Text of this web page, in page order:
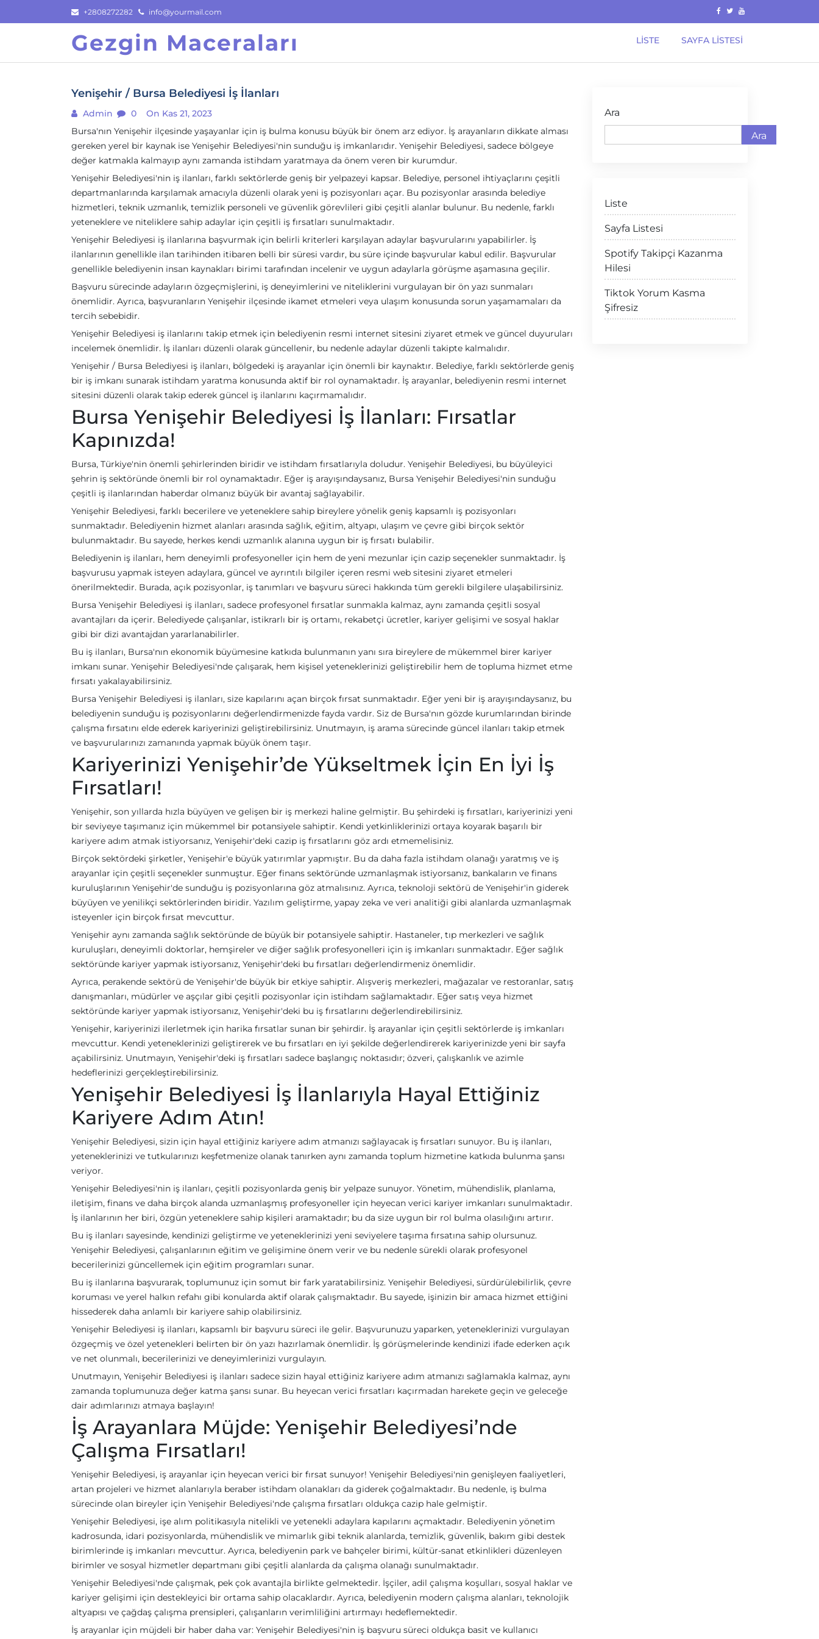
to
+2808272282 info@yourmail.com
Gezgin Maceraları LISTE SAYFA LISTESI
Yenişehir / Bursa Belediyesi İş İlanları
Admin 0
On Kas 21, 2023
Bursa'nın Yenişehir ilçesinde yaşayanlar için iş bulma konusu büyük bir önem arz ediyor. İş arayanların dikkate alması
gereken yerel bir kaynak ise Yenişehir Belediyesi'nin sunduğu iş imkanlarıdır. Yenişehir Belediyesi, sadece bölgeye
değer katmakla kalmayıp aynı zamanda istihdam yaratmaya da önem veren bir kurumdur.
Yenişehir Belediyesi'nin iş ilanları, farklı sektörlerde geniş bir yelpazeyi kapsar. Belediye, personel ihtiyaçlarını çeşitli
departmanlarında karşılamak amacıyla düzenli olarak yeni iş pozisyonları açar. Bu pozisyonlar arasında belediye
hizmetleri, teknik uzmanlık, temizlik personeli ve güvenlik görevlileri gibi çeşitli alanlar bulunur. Bu nedenle, farklı
yeteneklere ve niteliklere sahip adaylar için çeşitli iş fırsatları sunulmaktadır.
Yenişehir Belediyesi iş ilanlarına başvurmak için belirli kriterleri karşılayan adaylar başvurularını yapabilirler. İş
ilanlarının genellikle ilan tarihinden itibaren belli bir süresi vardır, bu süre içinde başvurular kabul edilir. Başvurular
genellikle belediyenin insan kaynakları birimi tarafından incelenir ve uygun adaylarla görüşme aşamasına geçilir.
Başvuru sürecinde adayların özgeçmişlerini, iş deneyimlerini ve niteliklerini vurgulayan bir ön yazı sunmaları
önemlidir. Ayrıca, başvuranların Yenişehir ilçesinde ikamet etmeleri veya ulaşım konusunda sorun yaşamamaları da
tercih sebebidir.
Yenişehir Belediyesi iş ilanlarını takip etmek için belediyenin resmi internet sitesini ziyaret etmek ve güncel duyuruları
incelemek önemlidir. İş ilanları düzenli olarak güncellenir, bu nedenle adaylar düzenli takipte kalmalıdır.
Yenişehir / Bursa Belediyesi iş ilanları, bölgedeki iş arayanlar için önemli bir kaynaktır. Belediye, farklı sektörlerde geniş
bir iş imkanı sunarak istihdam yaratma konusunda aktif bir rol oynamaktadır. İş arayanlar, belediyenin resmi internet
sitesini düzenli olarak takip ederek güncel iş ilanlarını kaçırmamalıdır.
Bursa Yenişehir Belediyesi İş İlanları: Fırsatlar
Kapınızda!
Bursa, Türkiye'nin önemli şehirlerinden biridir ve istihdam fırsatlarıyla doludur. Yenişehir Belediyesi, bu büyüleyici
şehrin iş sektöründe önemli bir rol oynamaktadır. Eğer iş arayışındaysanız, Bursa Yenişehir Belediyesi'nin sunduğu
çeşitli iş ilanlarından haberdar olmanız büyük bir avantaj sağlayabilir.
Yenişehir Belediyesi, farklı becerilere ve yeteneklere sahip bireylere yönelik geniş kapsamlı iş pozisyonları
sunmaktadır. Belediyenin hizmet alanları arasında sağlık, eğitim, altyapı, ulaşım ve çevre gibi birçok sektör
bulunmaktadır. Bu sayede, herkes kendi uzmanlık alanına uygun bir iş fırsatı bulabilir.
Belediyenin iş ilanları, hem deneyimli profesyoneller için hem de yeni mezunlar için cazip seçenekler sunmaktadır. İş
başvurusu yapmak isteyen adaylara, güncel ve ayrıntılı bilgiler içeren resmi web sitesini ziyaret etmeleri
önerilmektedir. Burada, açık pozisyonlar, iş tanımları ve başvuru süreci hakkında tüm gerekli bilgilere ulaşabilirsiniz.
Bursa Yenişehir Belediyesi iş ilanları, sadece profesyonel fırsatlar sunmakla kalmaz, aynı zamanda çeşitli sosyal
avantajları da içerir. Belediyede çalışanlar, istikrarlı bir iş ortamı, rekabetçi ücretler, kariyer gelişimi ve sosyal haklar
gibi bir dizi avantajdan yararlanabilirler.
Bu iş ilanları, Bursa'nın ekonomik büyümesine katkıda bulunmanın yanı sıra bireylere de mükemmel birer kariyer
imkanı sunar. Yenişehir Belediyesi'nde çalışarak, hem kişisel yeteneklerinizi geliştirebilir hem de topluma hizmet etme
fırsatı yakalayabilirsiniz.
Bursa Yenişehir Belediyesi iş ilanları, size kapılarını açan birçok fırsat sunmaktadır. Eğer yeni bir iş arayışındaysanız, bu
belediyenin sunduğu iş pozisyonlarını değerlendirmenizde fayda vardır. Siz de Bursa'nın gözde kurumlarından birinde
çalışma fırsatını elde ederek kariyerinizi geliştirebilirsiniz. Unutmayın, iş arama sürecinde güncel ilanları takip etmek
ve başvurularınızı zamanında yapmak büyük önem taşır.
Kariyerinizi Yenişehir’de Yükseltmek İçin En İyi İş
Fırsatları!
Yenişehir, son yıllarda hızla büyüyen ve gelişen bir iş merkezi haline gelmiştir. Bu şehirdeki iş fırsatları, kariyerinizi yeni
bir seviyeye taşımanız için mükemmel bir potansiyele sahiptir. Kendi yetkinliklerinizi ortaya koyarak başarılı bir
kariyere adım atmak istiyorsanız, Yenişehir'deki cazip iş fırsatlarını göz ardı etmemelisiniz.
Birçok sektördeki şirketler, Yenişehir'e büyük yatırımlar yapmıştır. Bu da daha fazla istihdam olanağı yaratmış ve iş
arayanlar için çeşitli seçenekler sunmuştur. Eğer finans sektöründe uzmanlaşmak istiyorsanız, bankaların ve finans
kuruluşlarının Yenişehir'de sunduğu iş pozisyonlarına göz atmalısınız. Ayrıca, teknoloji sektörü de Yenişehir'in giderek
büyüyen ve yenilikçi sektörlerinden biridir. Yazılım geliştirme, yapay zeka ve veri analitiği gibi alanlarda uzmanlaşmak
isteyenler için birçok fırsat mevcuttur.
Yenişehir aynı zamanda sağlık sektöründe de büyük bir potansiyele sahiptir. Hastaneler, tıp merkezleri ve sağlık
kuruluşları, deneyimli doktorlar, hemşireler ve diğer sağlık profesyonelleri için iş imkanları sunmaktadır. Eğer sağlık
sektöründe kariyer yapmak istiyorsanız, Yenişehir'deki bu fırsatları değerlendirmeniz önemlidir.
Ayrıca, perakende sektörü de Yenişehir'de büyük bir etkiye sahiptir. Alışveriş merkezleri, mağazalar ve restoranlar, satış
danışmanları, müdürler ve aşçılar gibi çeşitli pozisyonlar için istihdam sağlamaktadır. Eğer satış veya hizmet
sektöründe kariyer yapmak istiyorsanız, Yenişehir'deki bu iş fırsatlarını değerlendirebilirsiniz.
Yenişehir, kariyerinizi ilerletmek için harika fırsatlar sunan bir şehirdir. İş arayanlar için çeşitli sektörlerde iş imkanları
mevcuttur. Kendi yeteneklerinizi geliştirerek ve bu fırsatları en iyi şekilde değerlendirerek kariyerinizde yeni bir sayfa
açabilirsiniz. Unutmayın, Yenişehir'deki iş fırsatları sadece başlangıç noktasıdır; özveri, çalışkanlık ve azimle
hedeflerinizi gerçekleştirebilirsiniz.
Yenişehir Belediyesi İş İlanlarıyla Hayal Ettiğiniz
Kariyere Adım Atın!
Yenişehir Belediyesi, sizin için hayal ettiğiniz kariyere adım atmanızı sağlayacak iş fırsatları sunuyor. Bu iş ilanları,
yeteneklerinizi ve tutkularınızı keşfetmenize olanak tanırken aynı zamanda toplum hizmetine katkıda bulunma şansı
veriyor.
Yenişehir Belediyesi'nin iş ilanları, çeşitli pozisyonlarda geniş bir yelpaze sunuyor. Yönetim, mühendislik, planlama,
iletişim, finans ve daha birçok alanda uzmanlaşmış profesyoneller için heyecan verici kariyer imkanları sunulmaktadır.
İş ilanlarının her biri, özgün yeteneklere sahip kişileri aramaktadır; bu da size uygun bir rol bulma olasılığını artırır.
Bu iş ilanları sayesinde, kendinizi geliştirme ve yeteneklerinizi yeni seviyelere taşıma fırsatına sahip olursunuz.
Yenişehir Belediyesi, çalışanlarının eğitim ve gelişimine önem verir ve bu nedenle sürekli olarak profesyonel
becerilerinizi güncellemek için eğitim programları sunar.
Bu iş ilanlarına başvurarak, toplumunuz için somut bir fark yaratabilirsiniz. Yenişehir Belediyesi, sürdürülebilirlik, çevre
koruması ve yerel halkın refahı gibi konularda aktif olarak çalışmaktadır. Bu sayede, işinizin bir amaca hizmet ettiğini
hissederek daha anlamlı bir kariyere sahip olabilirsiniz.
Yenişehir Belediyesi iş ilanları, kapsamlı bir başvuru süreci ile gelir. Başvurunuzu yaparken, yeteneklerinizi vurgulayan
özgeçmiş ve özel yetenekleri belirten bir ön yazı hazırlamak önemlidir. İş görüşmelerinde kendinizi ifade ederken açık
ve net olunmalı, becerilerinizi ve deneyimlerinizi vurgulayın.
Unutmayın, Yenişehir Belediyesi iş ilanları sadece sizin hayal ettiğiniz kariyere adım atmanızı sağlamakla kalmaz, aynı
zamanda toplumunuza değer katma şansı sunar. Bu heyecan verici fırsatları kaçırmadan harekete geçin ve geleceğe
dair adımlarınızı atmaya başlayın!
İş Arayanlara Müjde: Yenişehir Belediyesi’nde
Çalışma Fırsatları!
Yenişehir Belediyesi, iş arayanlar için heyecan verici bir fırsat sunuyor! Yenişehir Belediyesi'nin genişleyen faaliyetleri,
artan projeleri ve hizmet alanlarıyla beraber istihdam olanakları da giderek çoğalmaktadır. Bu nedenle, iş bulma
sürecinde olan bireyler için Yenişehir Belediyesi'nde çalışma fırsatları oldukça cazip hale gelmiştir.
Yenişehir Belediyesi, işe alım politikasıyla nitelikli ve yetenekli adaylara kapılarını açmaktadır. Belediyenin yönetim
kadrosunda, idari pozisyonlarda, mühendislik ve mimarlık gibi teknik alanlarda, temizlik, güvenlik, bakım gibi destek
birimlerinde iş imkanları mevcuttur. Ayrıca, belediyenin park ve bahçeler birimi, kültür-sanat etkinlikleri düzenleyen
birimler ve sosyal hizmetler departmanı gibi çeşitli alanlarda da çalışma olanağı sunulmaktadır.
Yenişehir Belediyesi'nde çalışmak, pek çok avantajla birlikte gelmektedir. İşçiler, adil çalışma koşulları, sosyal haklar ve
kariyer gelişimi için destekleyici bir ortama sahip olacaklardır. Ayrıca, belediyenin modern çalışma alanları, teknolojik
altyapısı ve çağdaş çalışma prensipleri, çalışanların verimliliğini artırmayı hedeflemektedir.
İş arayanlar için müjdeli bir haber daha var: Yenişehir Belediyesi'nin iş başvuru süreci oldukça basit ve kullanıcı
Ara
Ara
Liste
Sayfa Listesi
Spotify Takipçi Kazanma
Hilesi
Tiktok Yorum Kasma
Şifresiz